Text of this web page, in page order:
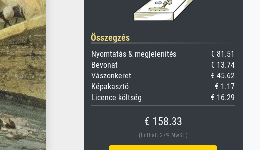
Összegzés
Nyomtatás & megjelenítés
€ 81.51
Bevonat
€ 13.74
Vászonkeret
€ 45.62
Képakasztó
€ 1.17
Licence költség
€ 16.29
€ 158.33
(Enthält 27% MwSt.)